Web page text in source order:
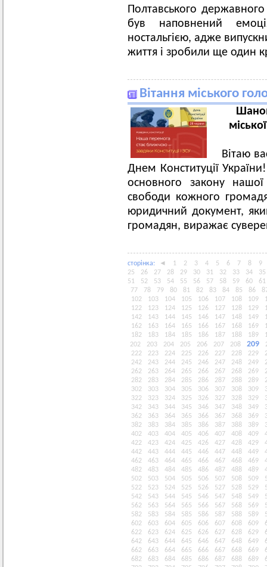
Полтавського
був наповнений
ностальгією, адже
життя і зробили ще один
Вітання міського
Вітаю
Днем Конституції
основного закону
свободи кожного
юридичний документ,
громадян, виражає
сторiнка: ◄ 1 2 3 4 5 6 7 8
9
25
26 27 28 29 30 31 32 33 34
35
51
52 53 54 55 56 57 58 59 60
61
77
78 79 80 81 82 83 84 85 86
102
103 104 105 106 107 108 109
122
123 124 125 126 127 128 129
142
143 144 145 146 147 148 149
162
163 164 165 166 167 168 169
182
183 184 185 186 187 188 189
202
203 204 205 206 207 208 209
222
223 224 225 226 227 228 229
242
243 244 245 246 247 248 249
262
263 264 265 266 267 268 269
282
283 284 285 286 287 288 289
302
303 304 305 306 307 308 309
322
323 324 325 326 327 328 329
342
343 344 345 346 347 348 349
362
363 364 365 366 367 368 369
382
383 384 385 386 387 388 389
402
403 404 405 406 407 408 409
422
423 424 425 426 427 428 429
442
443 444 445 446 447 448 449
462
463 464 465 466 467 468 469
482
483 484 485 486 487 488 489
502
503 504 505 506 507 508 509
522
523 524 525 526 527 528 529
542
543 544 545 546 547 548 549
562
563 564 565 566 567 568 569
582
583 584 585 586 587 588 589
602
603 604 605 606 607 608 609
622
623 624 625 626 627 628 629
642
643 644 645 646 647 648 649
662
663 664 665 666 667 668 669
682
683 684 685 686 687 688 689